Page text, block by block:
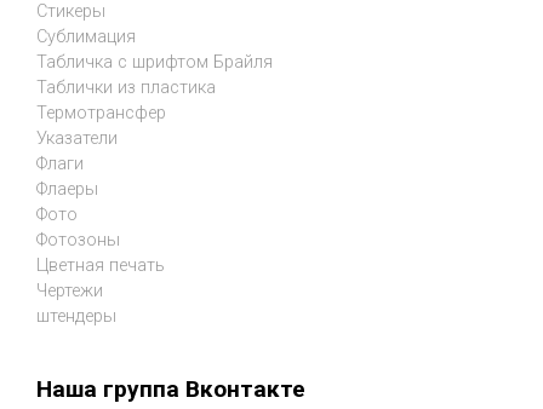
Стикеры
Сублимация
Табличка с шрифтом Брайля
Таблички из пластика
Термотрансфер
Указатели
Флаги
Флаеры
Фото
Фотозоны
Цветная печать
Чертежи
штендеры
Наша группа Вконтакте